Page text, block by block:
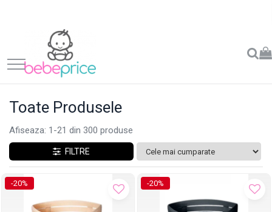
Toate Produsele
Afiseaza: 1-21 din 300 produse
FILTRE
-20% -20%